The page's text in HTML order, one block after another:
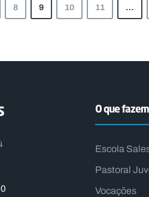
8 9 10 11 …
O que
Escola
Pastoral
Vocações